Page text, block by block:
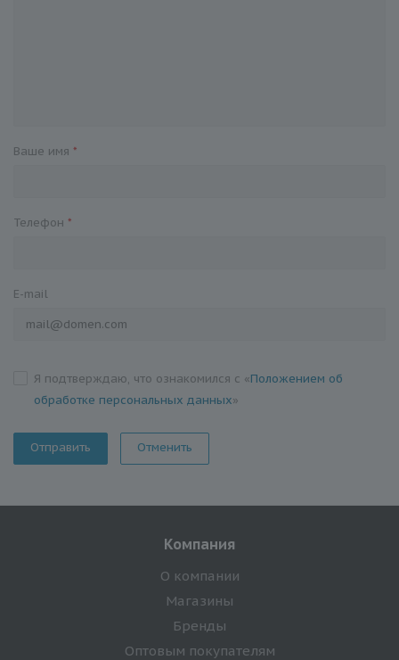
Ваше имя *
Телефон *
E-mail
Я подтверждаю, что ознакомился с «Положением об
обработке персональных данных»
Отменить
Компания
О компании
Магазины
Бренды
Оптовым покупателям